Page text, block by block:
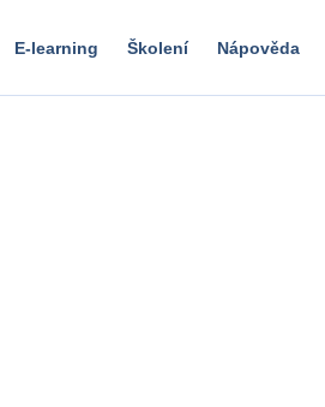
E-learning Školení Nápověda